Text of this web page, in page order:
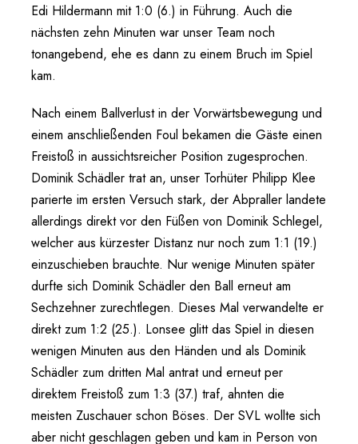
Edi Hildermann mit 1:0 (6.) in Führung. Auch die
nächsten zehn Minuten war unser Team noch
tonangebend, ehe es dann zu einem Bruch im Spiel
kam.
Nach einem Ballverlust in der Vorwärtsbewegung und
einem anschließenden Foul bekamen die Gäste einen
Freistoß in aussichtsreicher Position zugesprochen.
Dominik Schädler trat an, unser Torhüter Philipp Klee
parierte im ersten Versuch stark, der Abpraller landete
allerdings direkt vor den Füßen von Dominik Schlegel,
welcher aus kürzester Distanz nur noch zum 1:1 (19.)
einzuschieben brauchte. Nur wenige Minuten später
durfte sich Dominik Schädler den Ball erneut am
Sechzehner zurechtlegen. Dieses Mal verwandelte er
direkt zum 1:2 (25.). Lonsee glitt das Spiel in diesen
wenigen Minuten aus den Händen und als Dominik
Schädler zum dritten Mal antrat und erneut per
direktem Freistoß zum 1:3 (37.) traf, ahnten die
meisten Zuschauer schon Böses. Der SVL wollte sich
aber nicht geschlagen geben und kam in Person von